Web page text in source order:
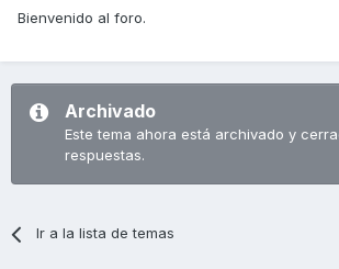
Bienvenido al foro.
Archivado
Este tema ahora está archivado y
respuestas.
Ir a la lista de temas